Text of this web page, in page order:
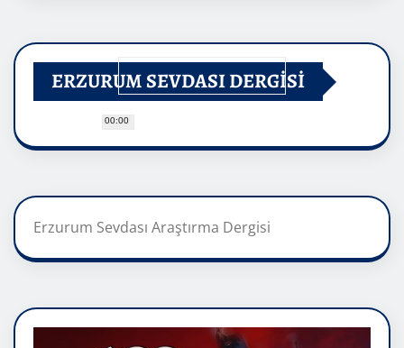
00:00
ERZURUM SEVDASI DERGİSİ
Erzurum Sevdası Araştırma Dergisi